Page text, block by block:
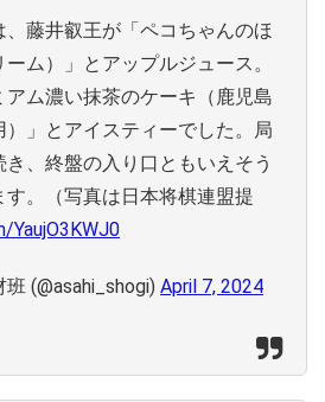
藤井叡王が「ペコちゃんのほ
ム）」とアップルジュース。
ム濃い抹茶のケーキ（鹿児島
」とアイスティーでした。局
、終盤の入り口ともいえそう
。（写真は日本将棋連盟提
(@asahi_shogi) April 7, 2024